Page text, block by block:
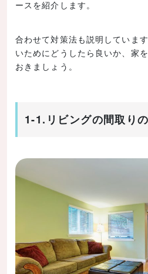
ースを紹介します。
合わせて対策法も説明していま
いためにどうしたら良いか、家
おきましょう。
1-1.リビングの間取り